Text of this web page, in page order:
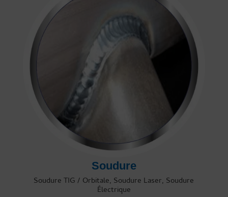
Soudure
Soudure TIG / Orbitale, Soudure Laser, Soudure
Électrique